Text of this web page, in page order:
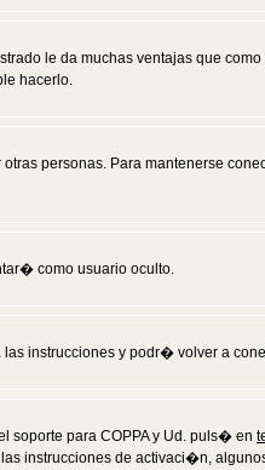
le da muchas ventajas que
hacerlo.
personas. Para mantenerse
como usuario oculto.
las instrucciones y podr� volver a
soporte para COPPA y Ud. puls� en
instrucciones de activaci�n,